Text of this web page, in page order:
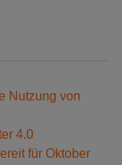
Nutzung von
4.0
für Oktober